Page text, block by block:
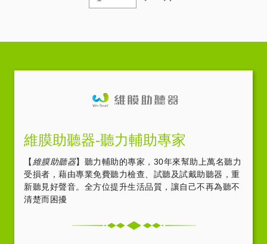
維膜助聽器-聽力輔助專家
【 維膜助聽器】聽力輔助的專家，30年來幫助上萬名聽力
受損者，藉由專業免費聽力檢查、試聽及試戴助聽器，重
新聽見好聲音。全方位提升生活品質，讓自己不再為聽不
清楚而困擾